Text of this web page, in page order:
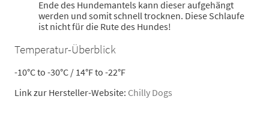
Ende des Hundemantels kann dieser aufgehängt
werden und somit schnell trocknen. Diese Schlaufe
ist nicht für die Rute des Hundes!
Temperatur-Überblick
-10°C to -30°C / 14°F to -22°F
Link zur Hersteller-Website: Chilly Dogs